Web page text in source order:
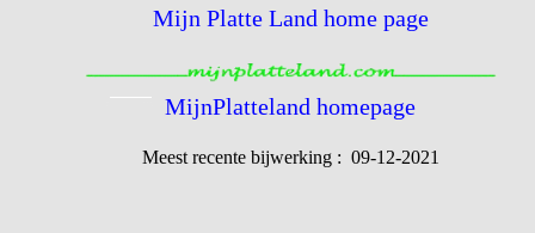
Mijn Platte Land home page
MijnPlatteland homepage
Meest recente bijwerking : 09-12-2021